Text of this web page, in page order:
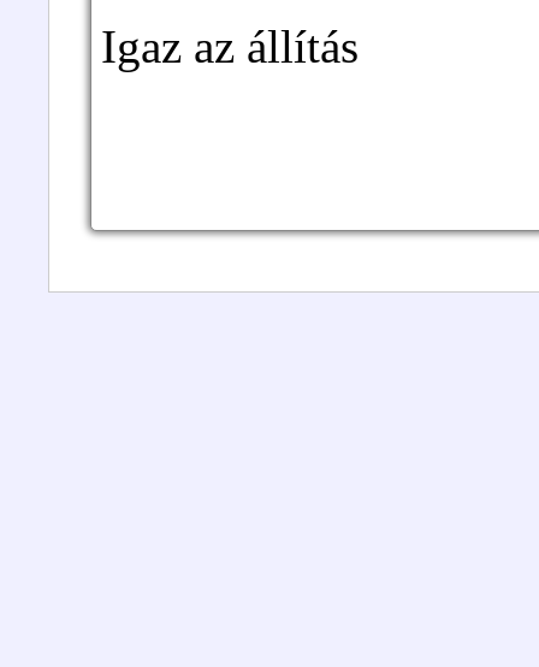
Igaz az állítás